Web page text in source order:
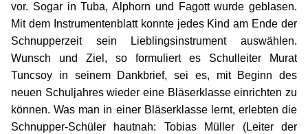
vor. Sogar in Tuba, Alphorn und Fagott wurde geblasen.
Mit dem Instrumentenblatt konnte jedes Kind am Ende der
Schnupperzeit sein Lieblingsinstrument auswählen.
Wunsch und Ziel, so formuliert es Schulleiter Murat
Tuncsoy in seinem Dankbrief, sei es, mit Beginn des
neuen Schuljahres wieder eine Bläserklasse einrichten zu
können. Was man in einer Bläserklasse lernt, erlebten die
Schnupper-Schüler hautnah: Tobias Müller (Leiter der